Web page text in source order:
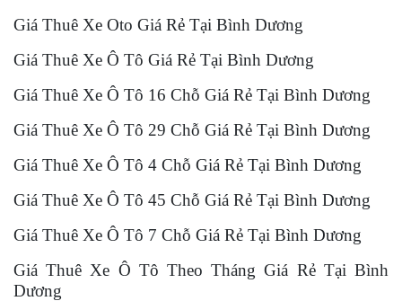
Giá Thuê Xe Oto Giá Rẻ Tại Bình Dương
Giá Thuê Xe Ô Tô Giá Rẻ Tại Bình Dương
Giá Thuê Xe Ô Tô 16 Chỗ Giá Rẻ Tại Bình Dương
Giá Thuê Xe Ô Tô 29 Chỗ Giá Rẻ Tại Bình Dương
Giá Thuê Xe Ô Tô 4 Chỗ Giá Rẻ Tại Bình Dương
Giá Thuê Xe Ô Tô 45 Chỗ Giá Rẻ Tại Bình Dương
Giá Thuê Xe Ô Tô 7 Chỗ Giá Rẻ Tại Bình Dương
Giá Thuê Xe Ô Tô Theo Tháng Giá Rẻ Tại Bình
Dương